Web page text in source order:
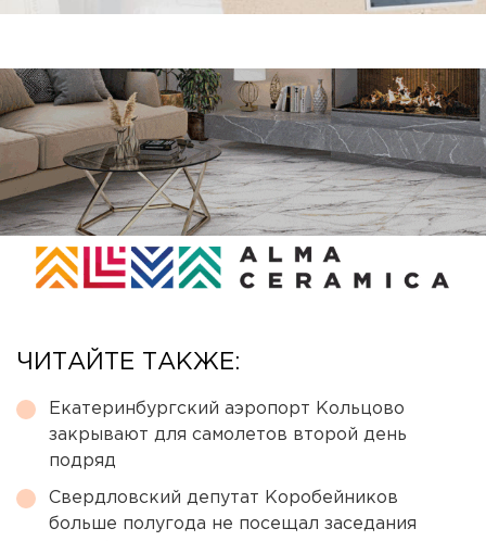
ЧИТАЙТЕ ТАКЖЕ:
Екатеринбургский аэропорт Кольцово
закрывают для самолетов второй день
подряд
Свердловский депутат Коробейников
больше полугода не посещал заседания